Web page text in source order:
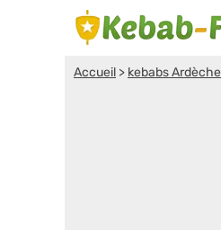
Accueil > kebabs Ardèche